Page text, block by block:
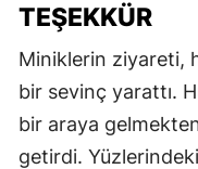
TEŞEKKÜR
Miniklerin ziyareti,
bir sevinç yarattı.
bir araya
getirdi.